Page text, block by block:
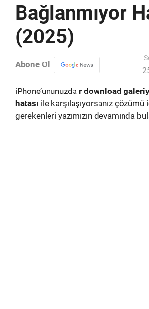
Bağlanmıyor
(2025)
Abone Ol
iPhone’ununuzda r download
hatası ile karşılaşıyorsanız çözümü
gerekenleri yazımızın devamında